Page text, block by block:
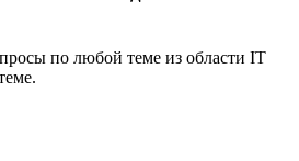
по любой теме из области IT